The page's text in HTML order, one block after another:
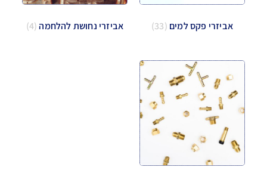
אביזרי פקס למים (33) אביזרי נחושת להלחמה(4)